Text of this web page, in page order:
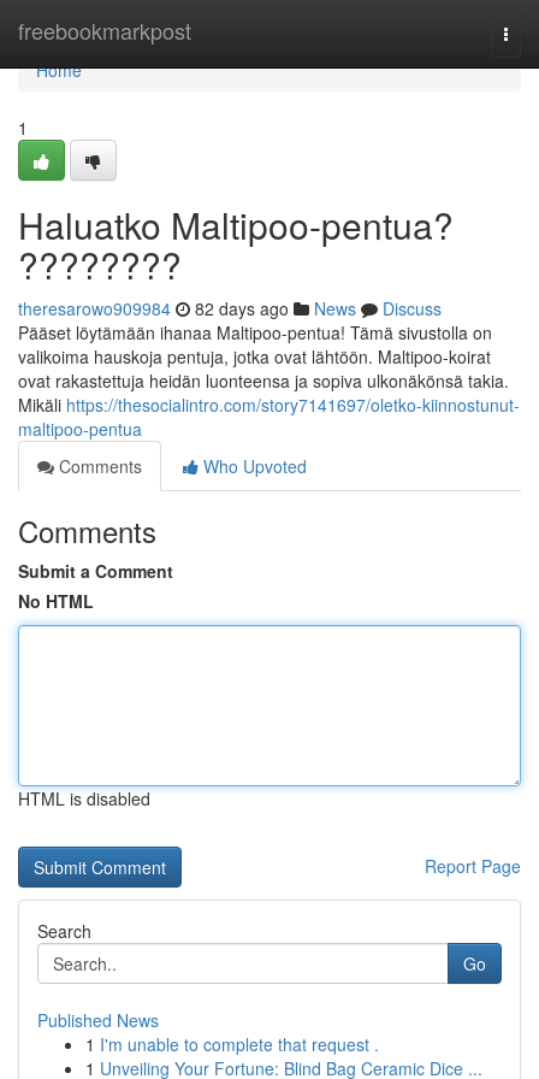
freebookmarkpost
Home
Home
1
Haluatko Maltipoo-pentua?
????????
theresarowo909984 82 days ago News
Discuss
Pääset löytämään ihanaa Maltipoo-pentua! Tämä sivustolla on
valikoima hauskoja pentuja, jotka ovat lähtöön. Maltipoo-koirat
ovat rakastettuja heidän luonteensa ja sopiva ulkonäkönsä takia.
Mikäli https://thesocialintro.com/story7141697/oletko-kiinnostunut-
maltipoo-pentua
Comments
Who Upvoted
Comments
Submit a Comment
No HTML
HTML is disabled
Report Page
Search
Go
Published News
1 I'm unable to complete that request .
1 Unveiling Your Fortune: Blind Bag Ceramic Dice ...